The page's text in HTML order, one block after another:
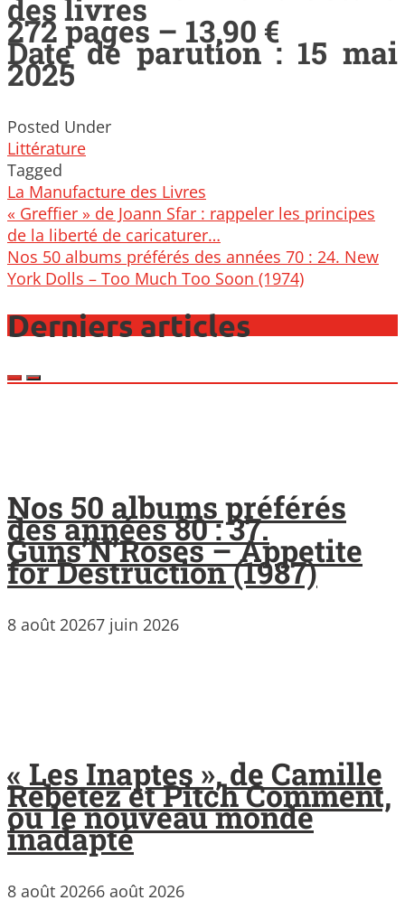
des livres
272 pages – 13,90 €
Date de parution : 15 mai
2025
Posted Under
Littérature
Tagged
La Manufacture des Livres
Post
navigation
« Greffier » de Joann Sfar : rappeler les principes
de la liberté de caricaturer…
Nos 50 albums préférés des années 70 : 24. New
York Dolls – Too Much Too Soon (1974)
Derniers articles
Nos 50 albums préférés
des années 80 : 37.
Guns’N’Roses – Appetite
for Destruction (1987)
8 août 20267 juin 2026
« Les Inaptes », de Camille
Rebetez et Pitch Comment,
ou le nouveau monde
inadapté
8 août 20266 août 2026